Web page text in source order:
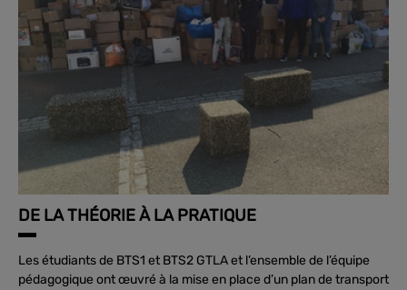
DE LA THÉORIE À LA PRATIQUE
Les étudiants de BTS1 et BTS2 GTLA et l’ensemble de l’équipe
pédagogique ont œuvré à la mise en place d’un plan de transport